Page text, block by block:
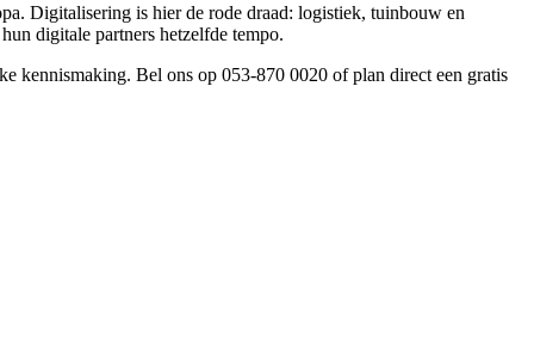
Digitalisering is hier de rode draad: logistiek, tuinbouw en
digitale partners hetzelfde tempo.
kennismaking. Bel ons op 053-870 0020 of plan direct een gratis